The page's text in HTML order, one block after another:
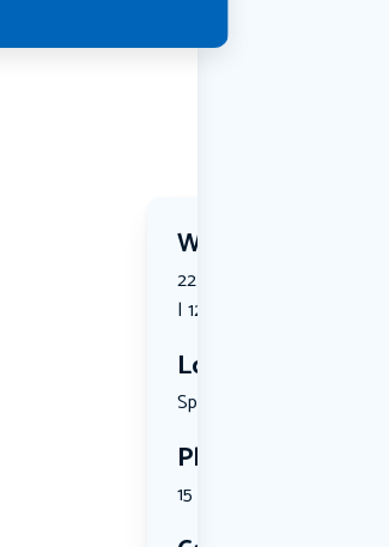
Wanneer?
22 June 2026 | 14:00 tot
| 12:00
Locatie
Spilbergen...
Plekken
15 plekken beschikbaar